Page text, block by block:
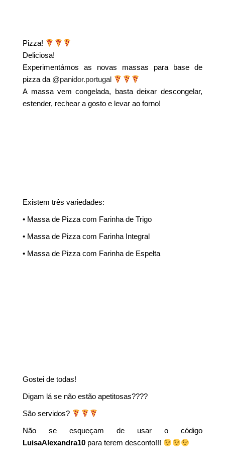
Pizza!
Deliciosa!
Experimentámos as novas massas para base de
pizza da @panidor.portugal
A massa vem congelada, basta deixar descongelar,
estender, rechear a gosto e levar ao forno!
Existem três variedades:
• Massa de Pizza com Farinha de Trigo
• Massa de Pizza com Farinha Integral
• Massa de Pizza com Farinha de Espelta
Gostei de todas!
Digam lá se não estão apetitosas????
São servidos?
Não se esqueçam de usar o código
LuisaAlexandra10 para terem desconto!!!